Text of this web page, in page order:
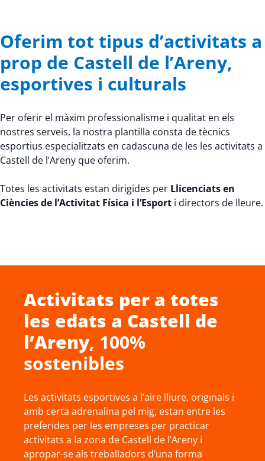
Oferim tot tipus d’activitats a
prop de Castell de l’Areny,
esportives i culturals
Per oferir el màxim professionalisme i qualitat en els
nostres serveis, la nostra plantilla consta de tècnics
esportius especialitzats en cadascuna de les les activitats a
Castell de l’Areny que oferim.
Totes les activitats estan dirigides per Llicenciats en
Ciències de l’Activitat Física i l’Esport i directors de lleure.
Activitats per a totes
les edats a Castell de
l’Areny, 100%
sostenibles
Les activitats esportives a l’aire lliure, originals i
amb certa adrenalina pel mig, estan entre les
preferides per les empreses per practicar
activitats a la zona de Castell de l’Areny i
apropar-se als treballadors d’una forma